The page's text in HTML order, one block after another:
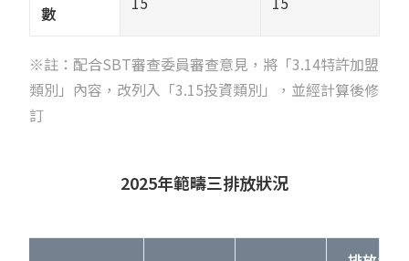
數
※註：配合SBT審查委員審查意見，將「3.14特許加盟
類別」內容，改列入「3.15投資類別」，並經計算後修
訂
2025年範疇三排放狀況